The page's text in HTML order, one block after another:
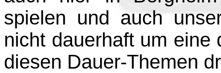
spielen und auch
nicht dauerhaft um eine
diesen Dauer-Themen